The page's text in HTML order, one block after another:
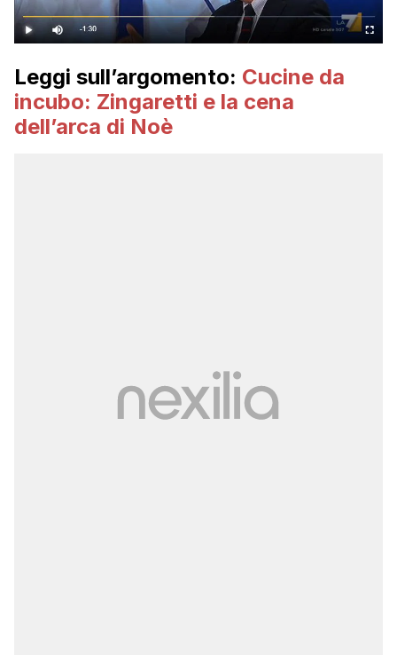
Leggi sull’argomento: Cucine da
incubo: Zingaretti e la cena
dell’arca di Noè